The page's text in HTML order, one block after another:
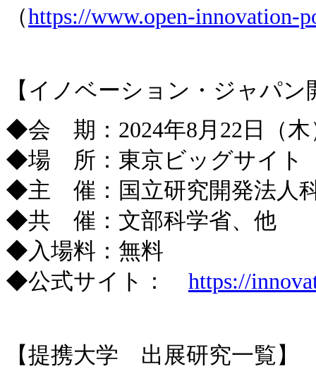
（https://www.open-innovation-
【イノベーション・ジャパン
◆会 期：2024年8月22日（木
◆場 所：東京ビッグサイト
◆主 催：国立研究開発法人
◆共 催：文部科学省、他
◆入場料：無料
◆公式サイト： https://
【提携大学 出展研究一覧